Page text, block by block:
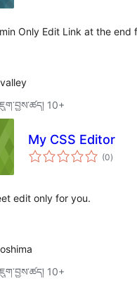
Only Edit Link at the end
10+
My CSS Editor
(0གདེང་
འཇོག་
)
edit only for you.
10+